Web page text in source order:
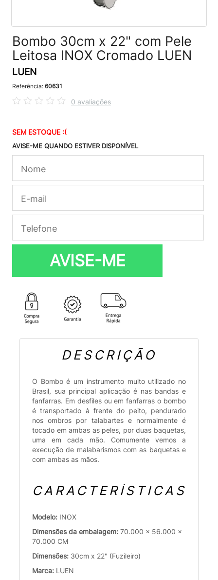
Bombo 30cm x 22" com Pele
Leitosa INOX Cromado LUEN
LUEN
Referência: 60631
0 avaliações
SEM ESTOQUE :(
AVISE-ME QUANDO ESTIVER DISPONÍVEL
AVISE-ME
DESCRIÇÃO
O Bombo é um instrumento muito utilizado no
Brasil, sua principal aplicação é nas bandas e
fanfarras. Em desfiles ou em fanfarras o bombo
é transportado à frente do peito, pendurado
nos ombros por talabartes e normalmente é
tocado em ambas as peles, por duas baquetas,
uma em cada mão. Comumente vemos a
execução de malabarismos com as baquetas e
com ambas as mãos.
CARACTERÍSTICAS
Modelo: INOX
Dimensões da embalagem: 70.000 x 56.000 x
70.000 CM
Dimensões: 30cm x 22" (Fuzileiro)
Marca: LUEN